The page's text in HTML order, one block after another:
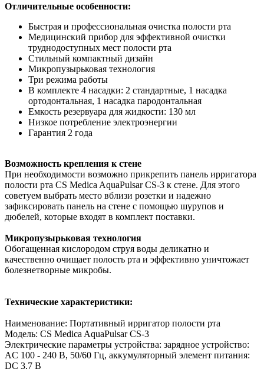
Отличительные особенности:
Быстрая и профессиональная очистка полости рта
Медицинский прибор для эффективной очистки
труднодоступных мест полости рта
Стильный компактный дизайн
Микропузырьковая технология
Три режима работы
В комплекте 4 насадки: 2 стандартные, 1 насадка
ортодонтальная, 1 насадка пародонтальная
Емкость резервуара для жидкости: 130 мл
Низкое потребление электроэнергии
Гарантия 2 года
Возможность крепления к стене
При необходимости возможно прикрепить панель ирригатора
полости рта CS Medica AquaPulsar CS-3 к стене. Для этого
советуем выбрать место вблизи розетки и надежно
зафиксировать панель на стене с помощью шурупов и
дюбелей, которые входят в комплект поставки.
Микропузырьковая технология
Обогащенная кислородом струя воды деликатно и
качественно очищает полость рта и эффективно уничтожает
болезнетворные микробы.
Технические характеристики:
Наименование: Портативный ирригатор полости рта
Модель: CS Medica AquaPulsar CS-3
Электрические параметры устройства: зарядное устройство:
AC 100 - 240 В, 50/60 Гц, аккумуляторный элемент питания:
DC 3,7 В